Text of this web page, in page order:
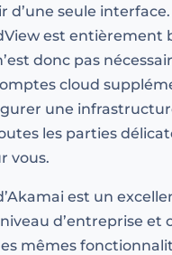
d’une seule
est entièrement
donc pas
cloud
une
les parties
vous.
est un
d’entreprise et
mêmes